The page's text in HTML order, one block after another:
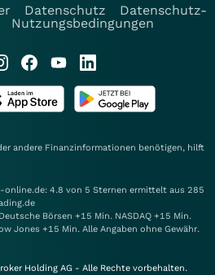
Datenschutz
Datenschutz-
Nutzungsbedingungen
andere Finanzinformationen benötigen, hilft
online.de: 4.8 von 5 Sternen ermittelt aus 285
Börsen +15 Min. NASDAQ +15 Min.
Jones +15 Min. Alle Angaben ohne Gewähr.
Holding AG - Alle Rechte vorbehalten.